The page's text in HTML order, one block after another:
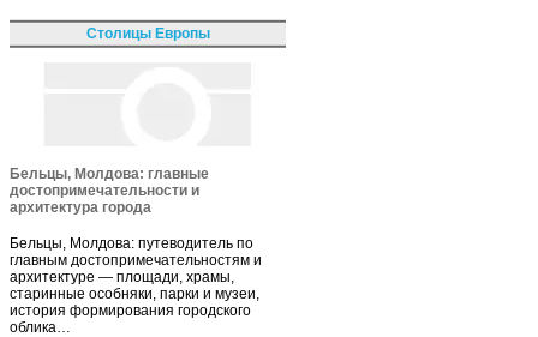
Столицы Европы
Бельцы, Молдова: главные
достопримечательности и
архитектура города
Бельцы, Молдова: путеводитель по
главным достопримечательностям и
архитектуре — площади, храмы,
старинные особняки, парки и музеи,
история формирования городского
облика…